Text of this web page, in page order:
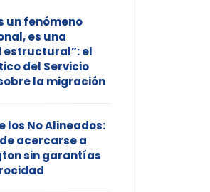
un fenómeno
es una
estructural”: el
del Servicio
la migración
los No Alineados:
acercarse a
sin garantías